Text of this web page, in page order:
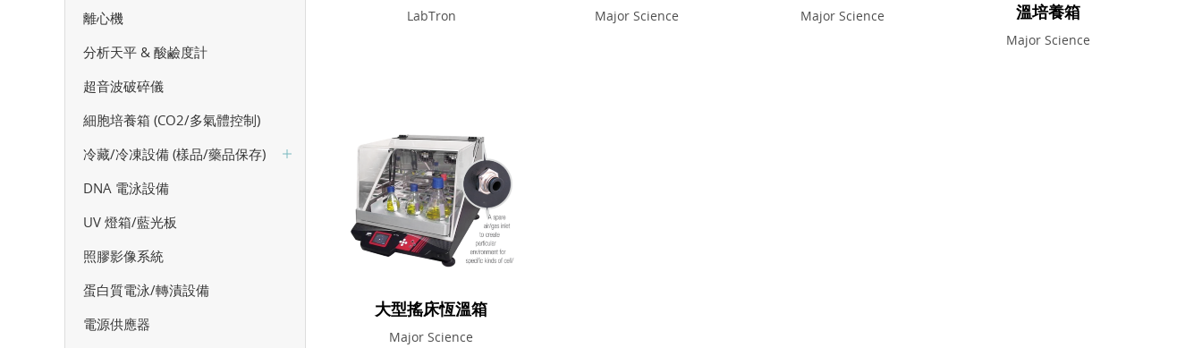
離心機
分析天平 & 酸鹼度計
超音波破碎儀
細胞培養箱 (CO2/多氣體控制)
冷藏/冷凍設備 (樣品/藥品保存)
DNA 電泳設備
UV 燈箱/藍光板
照膠影像系統
蛋白質電泳/轉漬設備
電源供應器
LabTron Major Science Major Science
溫培養箱
Major Science
大型搖床恆溫箱
Major Science